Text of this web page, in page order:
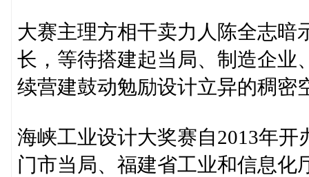
大赛主理方相干卖力人陈全志暗
长，等待搭建起当局、制造企业
续营建鼓动勉励设计立异的稠密
海峡工业设计大奖赛自2013年
门市当局、福建省工业和信息化